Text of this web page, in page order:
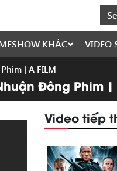
KHÁC VIDEO
| A FILM
Đông Phim |
Video tiếp